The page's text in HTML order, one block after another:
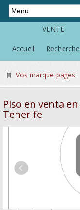
VENTE
Accueil Recherche
Vos marque-pages
Piso en venta
Tenerife